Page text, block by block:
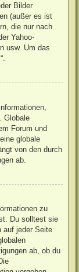
Bilder
(außer es ist
die nur nach
Yahoo-
usw. Um das
Globale
Forum und
globale
von den durch
ab.
zu
Du solltest sie
auf jeder Seite
ab, ob du